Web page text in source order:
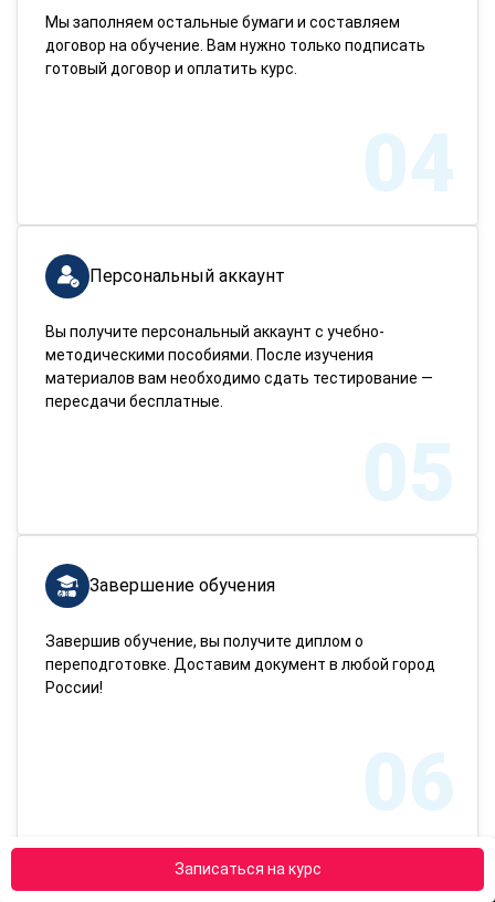
Записаться на курс
Мы заполняем остальные бумаги и составляем
договор на обучение. Вам нужно только подписать
готовый договор и оплатить курс.
04
Персональный аккаунт
Вы получите персональный аккаунт с учебно-
методическими пособиями. После изучения
материалов вам необходимо сдать тестирование —
пересдачи бесплатные.
05
Завершение обучения
Завершив обучение, вы получите диплом о
переподготовке. Доставим документ в любой город
России!
06